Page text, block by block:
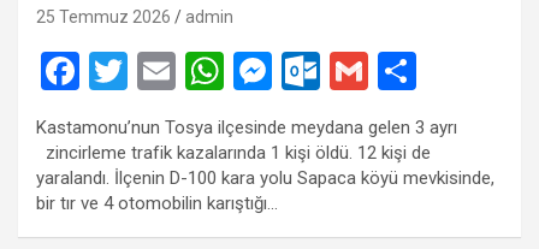
25 Temmuz 2026 admin
F
ce
b
o
T
wi
tt
er
E
ail
W
at
s
A
M
es
se
n
g
O
ut
lo
o
G
m
ail
h
ar
e
Kastamonu’nun Tosya ilçesinde meydana gelen 3 ayrı
zincirleme trafik kazalarında 1 kişi öldü. 12 kişi de
yaralandı. İlçenin D-100 kara yolu Sapaca köyü mevkisinde,
bir tır ve 4 otomobilin karıştığı…